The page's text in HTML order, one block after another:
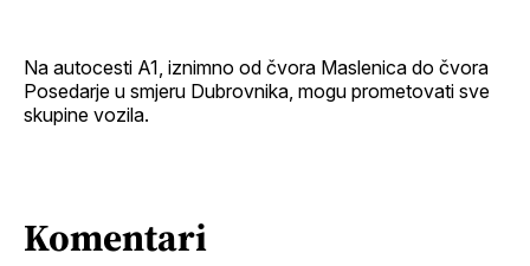
Na autocesti A1, iznimno od čvora Maslenica do čvora
Posedarje u smjeru Dubrovnika, mogu prometovati sve
skupine vozila.
Komentari